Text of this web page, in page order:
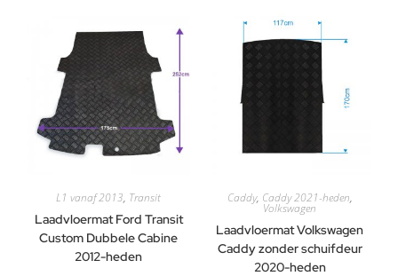
L1 vanaf 2013, Transit
Laadvloermat Ford Transit
Custom Dubbele Cabine
2012-heden
Caddy, Caddy 2021-heden,
Volkswagen
Laadvloermat Volkswagen
Caddy zonder schuifdeur
2020-heden